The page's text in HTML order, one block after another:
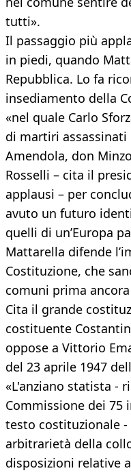
tutti».
Il passaggio più
in piedi, quando
Repubblica. Lo fa
insediamento della
«nel quale Carlo
di martiri
Amendola, don
Rosselli – cita il
applausi – per
avuto un futuro
quelli di un’Europa
Mattarella difende
Costituzione, che
comuni prima
Cita il grande
costituente
oppose a Vittorio
del 23 aprile 1947
«L'anziano statista -
Commissione dei 75
testo costituzionale
arbitrarietà della
disposizioni relative